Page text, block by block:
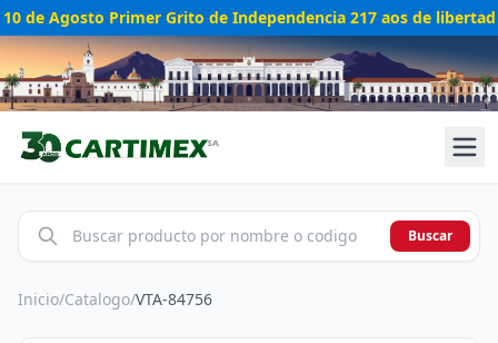
10 de Agosto Primer Grito de Independencia 217 aos de libertad
Buscar
Inicio/Catalogo/VTA-84756